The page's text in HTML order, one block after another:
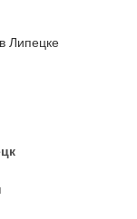
Липецке